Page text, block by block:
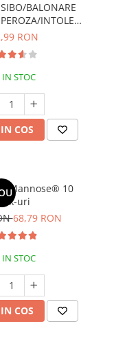
BALONARE
INTOLERANTE
RON
IN STOC
COS
Mannose® 10
uri
68,79 RON
IN STOC
COS